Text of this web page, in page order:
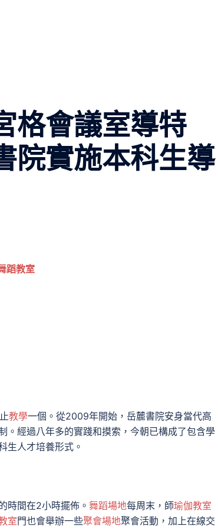
格會議室導特
院實施本科生導
蹈教室
教學一個。從2009年開始，岳麓書院安身當代高
。經過八年多的實踐和摸索，今朝已構成了包含學
生人才培養形式。
時間在2小時擺佈。 舞蹈場地每周末，師瑜伽教室
室門也會舉辦一些聚會場地聚會活動，加上在線交